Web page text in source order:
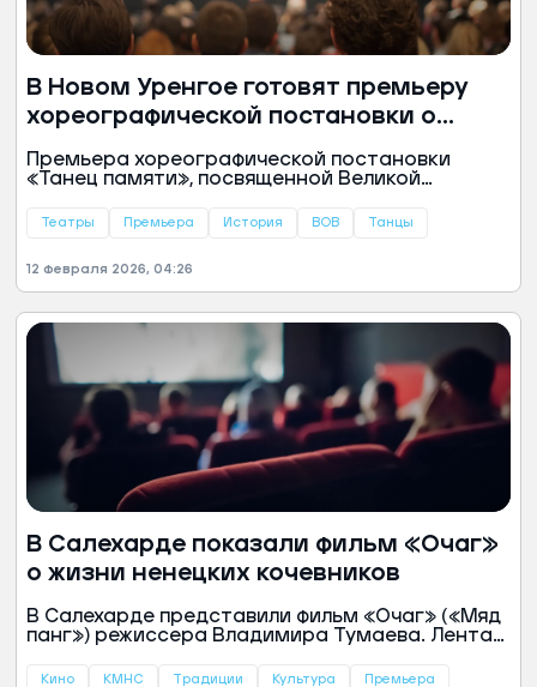
В Новом Уренгое готовят премьеру
хореографической постановки о
войне
Премьера хореографической постановки
«Танец памяти», посвященной Великой
Уренгое 26 апреля. Об этом сообщили в пресс-
Театры Премьера История ВОВ Танцы
12 февраля 2026, 04:26
В Салехарде показали фильм «Очаг»
о жизни ненецких кочевников
В Салехарде представили фильм «Очаг» («Мяд
панг») режиссера Владимира Тумаева. Лента
рассказывает о жизни ненецкой семьи,
Кино КМНС Традиции Культура Премьера